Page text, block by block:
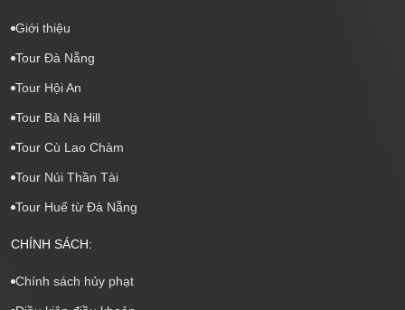
Giới thiệu
Tour Đà Nẵng
Tour Hội An
Tour Bà Nà Hill
Tour Cù Lao Chàm
Tour Núi Thần Tài
Tour Huế từ Đà Nẵng
CHÍNH SÁCH:
Chính sách hủy phạt